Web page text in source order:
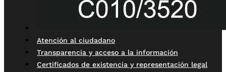
Atención al ciudadano
Transparencia y acceso a la información
Certificados de existencia y representación legal